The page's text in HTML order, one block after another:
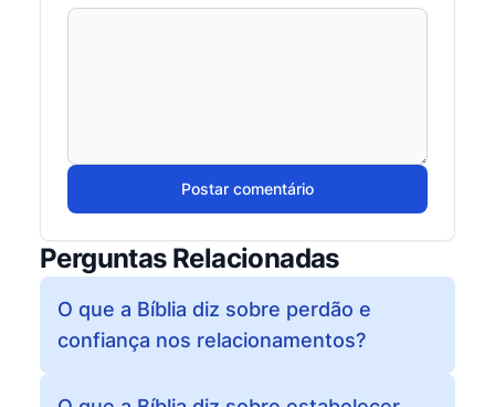
Postar comentário
Perguntas Relacionadas
O que a Bíblia diz sobre perdão e
confiança nos relacionamentos?